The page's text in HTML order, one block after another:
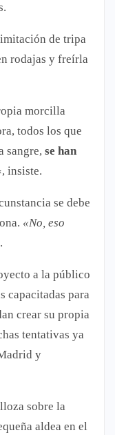
de tripa
rodajas y freírla
morcilla
todos los que
sangre, se han
insiste.
se debe
«No, eso
a la público
capacitadas para
crear su propia
tentativas ya
y
sobre la
aldea en el